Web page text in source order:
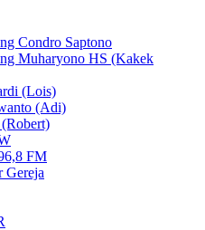
Condro Saptono
Muharyono HS (Kakek
(Lois)
(Adi)
FM
Gereja